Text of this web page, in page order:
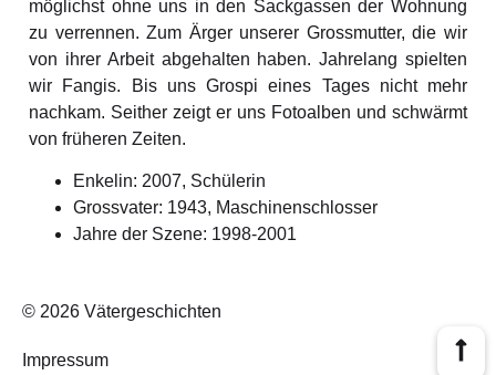
möglichst ohne uns in den Sackgassen der Wohnung
zu verrennen. Zum Ärger unserer Grossmutter, die wir
von ihrer Arbeit abgehalten haben. Jahrelang spielten
wir Fangis. Bis uns Grospi eines Tages nicht mehr
nachkam. Seither zeigt er uns Fotoalben und schwärmt
von früheren Zeiten.
Enkelin: 2007, Schülerin
Grossvater: 1943, Maschinenschlosser
Jahre der Szene: 1998-2001
© 2026 Vätergeschichten
Impressum